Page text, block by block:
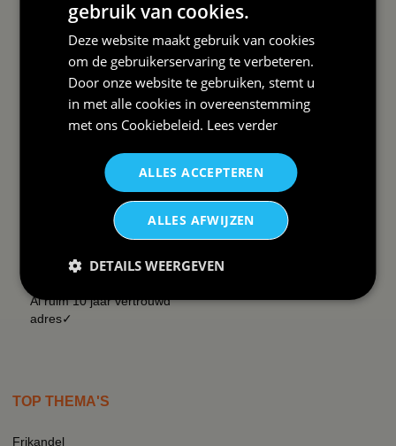
BBWEBWINKEL:
Snelle levering✓
vanaf € 99 gratis✓
14 dagen retour recht✓
Snelle helpdesk✓
Whatsapp contact✓
Groepskorting 25%✓
Al ruim 10 jaar vertrouwd
adres✓
TOP THEMA'S
Frikandel
gebruik van cookies.
Deze website maakt gebruik van cookies
om de gebruikerservaring te verbeteren.
Door onze website te gebruiken, stemt u
in met alle cookies in overeenstemming
met ons Cookiebeleid. Lees verder
ALLES ACCEPTEREN
ALLES AFWIJZEN
DETAILS WEERGEVEN